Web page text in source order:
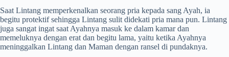
Saat Lintang memperkenalkan seorang pria kepada sang Ayah, ia
begitu protektif sehingga Lintang sulit didekati pria mana pun. Lintang
juga sangat ingat saat Ayahnya masuk ke dalam kamar dan
memeluknya dengan erat dan begitu lama, yaitu ketika Ayahnya
meninggalkan Lintang dan Maman dengan ransel di pundaknya.